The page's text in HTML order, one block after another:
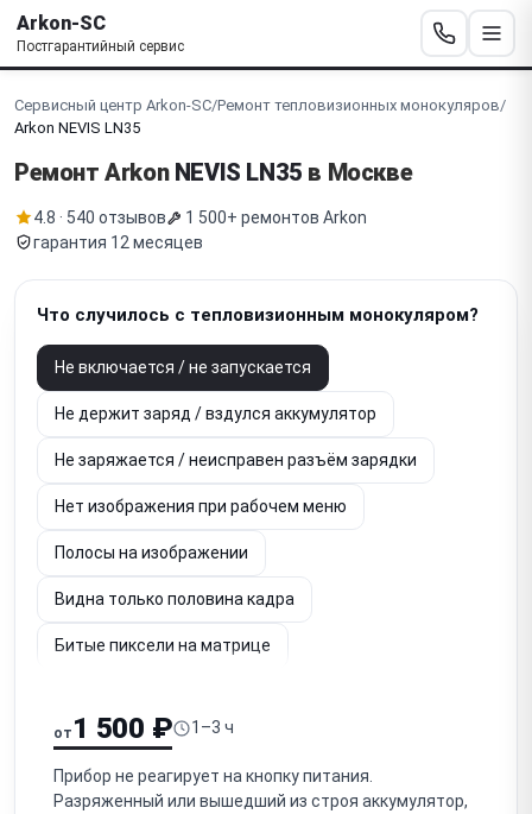
Arkon-SC
Постгарантийный сервис
Сервисный центр Arkon-SC/Ремонт тепловизионных монокуляров/
Arkon NEVIS LN35
Ремонт Arkon NEVIS LN35 в Москве
4.8 · 540 отзывов
1 500+ ремонтов Arkon
гарантия 12 месяцев
Что случилось с тепловизионным монокуляром?
Не включается / не запускается
Не держит заряд / вздулся аккумулятор
Не заряжается / неисправен разъём зарядки
Нет изображения при рабочем меню
Полосы на изображении
Видна только половина кадра
Битые пиксели на матрице
Не работает энкодер / кнопки управления
Заклинило кольцо фокусировки / не фокусируется
от 1 500 ₽ 1–3 ч
Прибор не реагирует на кнопку питания.
Разряженный или вышедший из строя аккумулятор,